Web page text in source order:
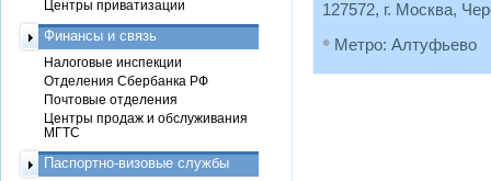
127572, г. Москва,
• Метро: Алтуфьево
Центры приватизации
Финансы и связь
Налоговые инспекции
Отделения Сбербанка РФ
Почтовые отделения
Центры продаж и обслуживания
МГТС
Паспортно-визовые службы